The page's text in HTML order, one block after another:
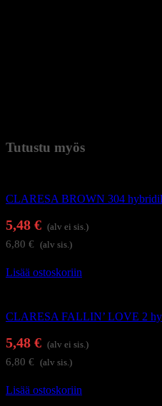
Tutustu myös
CLARESA BROWN 304
5,48 € (alv ei sis.)
6,80 € (alv sis.)
Lisää ostoskoriin
CLARESA FALLIN’ LOVE 2
5,48 € (alv ei sis.)
6,80 € (alv sis.)
Lisää ostoskoriin